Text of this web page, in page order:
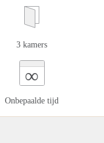
3 kamers
∞
Onbepaalde tijd